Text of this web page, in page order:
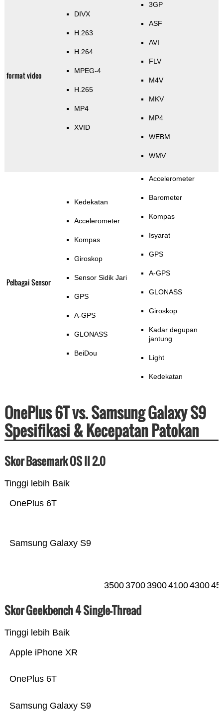
format video
DIVX
H.263
H.264
MPEG-4
H.265
MP4
XVID
3GP
ASF
AVI
FLV
M4V
MKV
MP4
WEBM
WMV
Pelbagai Sensor
Kedekatan
Accelerometer
Kompas
Giroskop
Sensor Sidik Jari
GPS
A-GPS
GLONASS
BeiDou
Accelerometer
Barometer
Kompas
Isyarat
GPS
A-GPS
GLONASS
Giroskop
Kadar degupan
jantung
Light
Kedekatan
OnePlus 6T vs. Samsung Galaxy S9
Spesifikasi & Kecepatan Patokan
Skor Basemark OS II 2.0
Tinggi lebih Baik
Samsung Galaxy S9
OnePlus 6T
35003700390041004300
Skor Geekbench 4 Single-Thread
Tinggi lebih Baik
Samsung Galaxy S9
OnePlus 6T
Apple iPhone XR